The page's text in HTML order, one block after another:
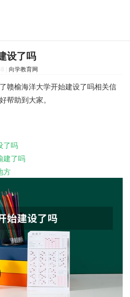
设了吗
| 向学教育网
赣榆海洋大学开始建设了吗相关信
帮助到大家。
了吗
建了吗
方